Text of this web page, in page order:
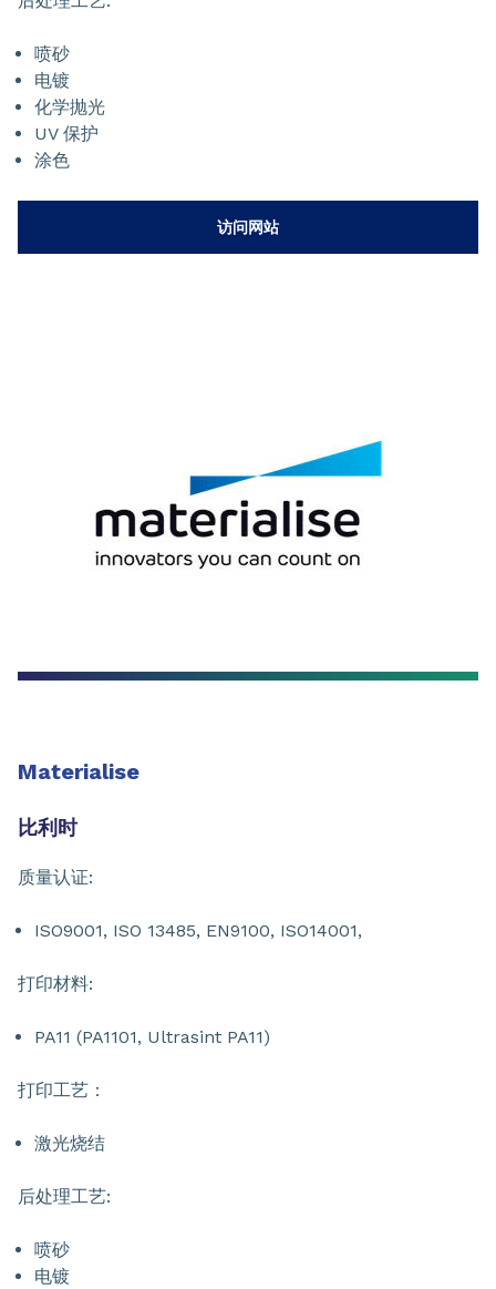
喷砂
电镀
化学抛光
UV 保护
涂色
访问网站
Materialise
比利时
质量认证:
ISO9001, ISO 13485, EN9100, ISO14001,
打印材料:
PA11 (PA1101, Ultrasint PA11)
打印工艺：
激光烧结
后处理工艺:
喷砂
电镀